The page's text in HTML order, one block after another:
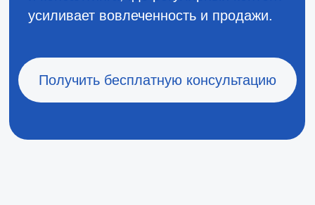
ПОСЛЕ ВНЕДРЕНИЯ ВЫ ЕЖЕМЕСЯЧНО
ЭФФЕКТИВНОСТИ
-30%